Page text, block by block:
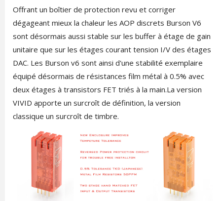
Offrant un boîtier de protection revu et corriger
dégageant mieux la chaleur les AOP discrets Burson V6
sont désormais aussi stable sur les buffer à étage de gain
unitaire que sur les étages courant tension I/V des étages
DAC. Les Burson v6 sont ainsi d'une stabilité exemplaire
équipé désormais de résistances film métal à 0.5% avec
deux étages à transistors FET triés à la main.La version
VIVID apporte un surcroît de définition, la version
classique un surcroît de timbre.